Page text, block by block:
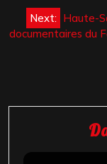
Next: Haute-
documentaires du